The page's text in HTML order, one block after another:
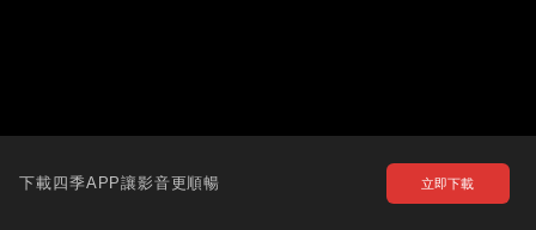
下載四季APP讓影音更順暢 立即下載